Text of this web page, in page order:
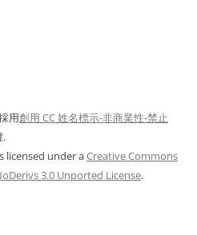
用創用 CC 姓名標示-非商業性-禁止
.
licensed under aCreative Commons
3.0 Unported License.